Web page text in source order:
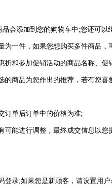
添加到您的购物车中;您还可以
一件，如果您想购买多件商品，
和参加促销活动的商品名称、促
品为您作出的推荐，若有您喜
单后订单中的价格为准;
进行调整，最终成交信息以您
录;如果您是新顾客，请设置用户